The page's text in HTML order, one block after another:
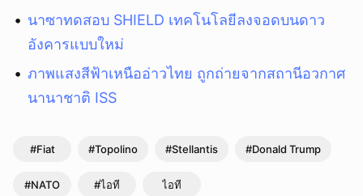
นาซาทดสอบ SHIELD เทคโนโลยีลงจอดบนดาว
อังคารแบบใหม่
ภาพแสงสีฟ้าเหนืออ่าวไทย ถูกถ่ายจากสถานีอวกาศ
นานาชาติ ISS
#Fiat #Topolino #Stellantis #Donald Trump
#NATO #ไอที ไอที